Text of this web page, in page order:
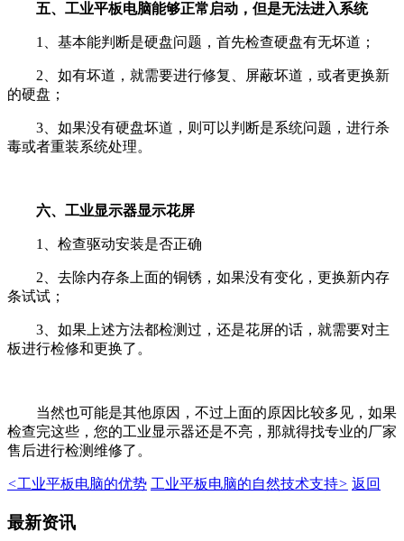
五、工业平板电脑能够正常启动，但是无法进入系统
1、基本能判断是硬盘问题，首先检查硬盘有无坏道；
2、如有坏道，就需要进行修复、屏蔽坏道，或者更换新
的硬盘；
3、如果没有硬盘坏道，则可以判断是系统问题，进行杀
毒或者重装系统处理。
六、工业显示器显示花屏
1、检查驱动安装是否正确
2、去除内存条上面的铜锈，如果没有变化，更换新内存
条试试；
3、如果上述方法都检测过，还是花屏的话，就需要对主
板进行检修和更换了。
当然也可能是其他原因，不过上面的原因比较多见，如果
检查完这些，您的工业显示器还是不亮，那就得找专业的厂家
售后进行检测维修了。
<工业平板电脑的优势 工业平板电脑的自然技术支持> 返回
最新资讯